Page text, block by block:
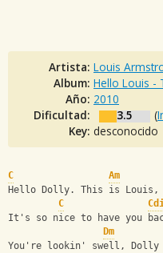
Artista: Louis
Album: Hello Louis -
Año: 2010
Dificultad:
3.5 (
Key: desconocido
C
Am
Hello Dolly. This is Louis,
C
It's so nice to have you
Dm
You're lookin' swell, Dolly